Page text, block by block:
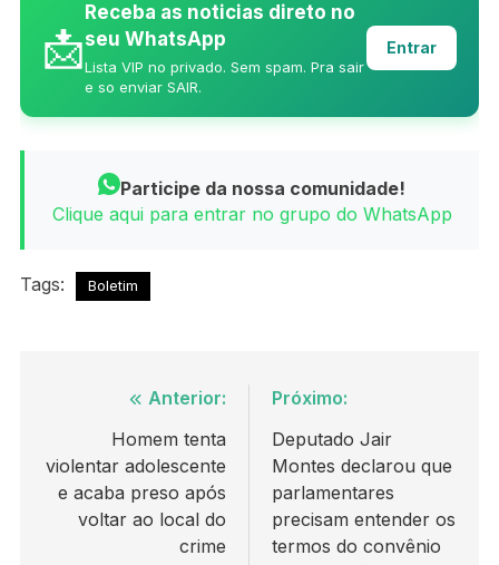
📩
Receba as noticias direto no
seu WhatsApp
Lista VIP no privado. Sem spam. Pra sair
e so enviar SAIR.
Entrar
Participe da nossa comunidade!
Clique aqui para entrar no grupo do WhatsApp
Tags: Boletim
Navegação
Post
Anterior:
Homem tenta
violentar adolescente
e acaba preso após
voltar ao local do
crime
Próximo:
Deputado Jair
Montes declarou que
parlamentares
precisam entender os
termos do convênio